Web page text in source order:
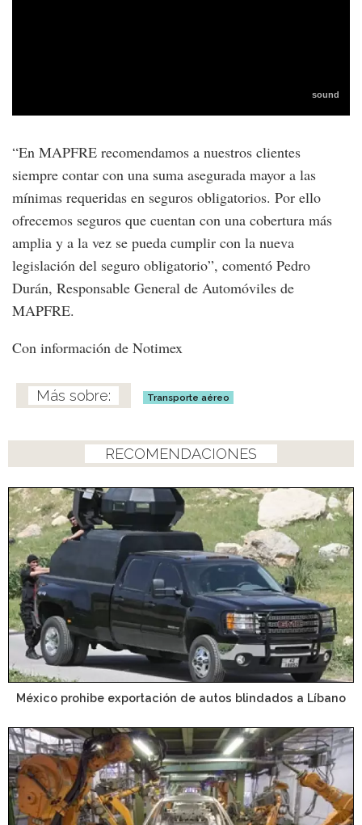
“En MAPFRE recomendamos a nuestros clientes
siempre contar con una suma asegurada mayor a las
mínimas requeridas en seguros obligatorios. Por ello
ofrecemos seguros que cuentan con una cobertura más
amplia y a la vez se pueda cumplir con la nueva
legislación del seguro obligatorio”, comentó Pedro
Durán, Responsable General de Automóviles de
MAPFRE.
Con información de Notimex
Transporte aéreo
RECOMENDACIONES
México prohibe exportación de autos blindados a Líbano